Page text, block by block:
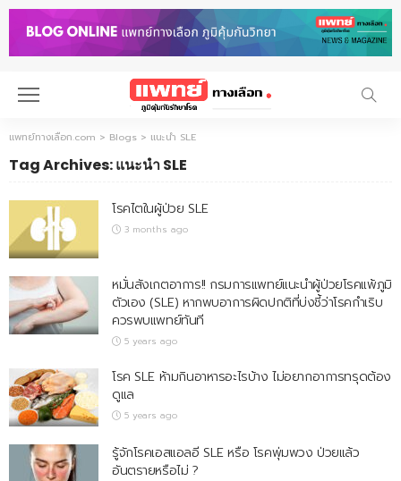
แพทย์ทางเลือก.com > Blogs > แนะนำ SLE
Tag Archives: แนะนำ SLE
โรคไตในผู้ป่วย SLE
3 months ago
หมั่นสังเกตอาการ!! กรมการแพทย์แนะนำผู้ป่วยโรคแพ้ภูมิ
ตัวเอง (SLE) หากพบอาการผิดปกติที่บ่งชี้ว่าโรคกำเริบ
ควรพบแพทย์ทันที
5 years ago
โรค SLE ห้ามกินอาหารอะไรบ้าง ไม่อยากอาการทรุดต้อง
ดูแล
5 years ago
รู้จักโรคเอสแอลอี SLE หรือ โรคพุ่มพวง ป่วยแล้ว
อันตรายหรือไม่ ?